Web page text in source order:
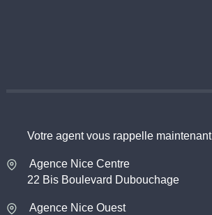
Votre agent vous rappelle maintenant
Agence Nice Centre
22 Bis Boulevard Dubouchage
Agence Nice Ouest